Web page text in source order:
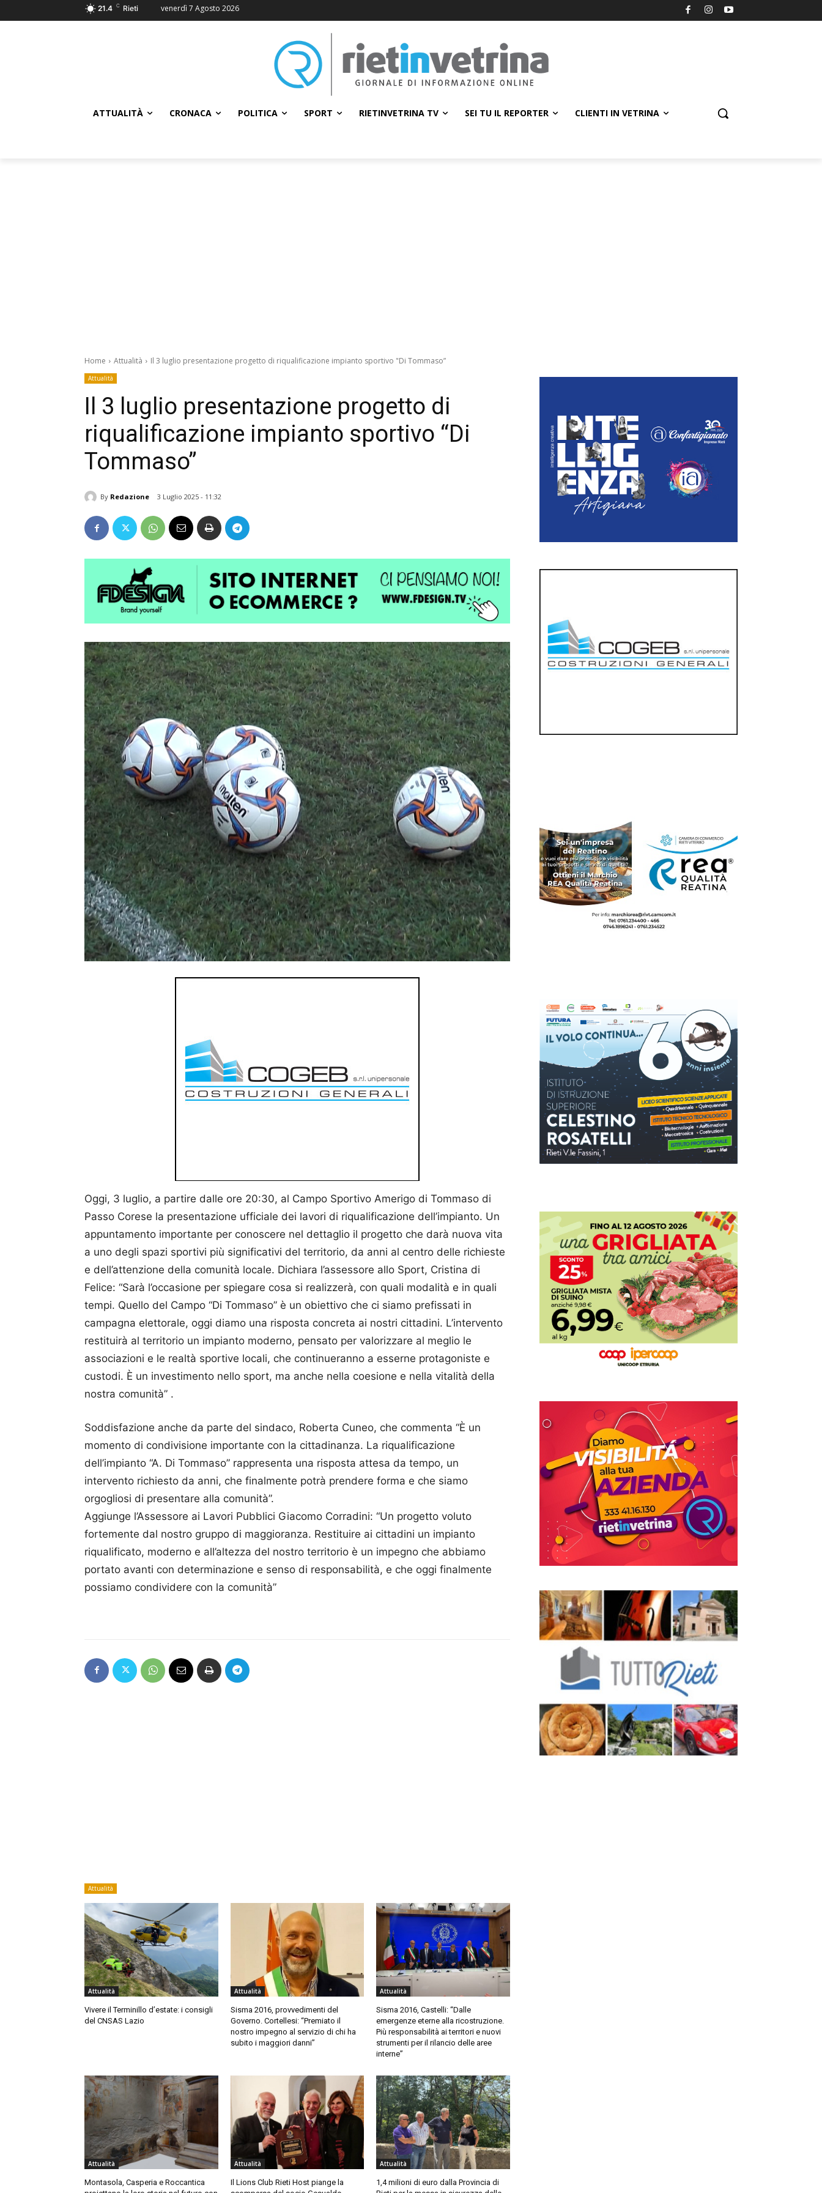
21.4 C Rieti venerdì 7 Agosto 2026
ATTUALITÀ CRONACA POLITICA SPORT RIETINVETRINA TV SEI TU IL REPORTER CLIENTI IN VETRINA
Home Attualità Il 3 luglio presentazione progetto di riqualificazione impianto sportivo "Di Tommaso”
Attualità
Il 3 luglio presentazione progetto di
riqualificazione impianto sportivo “Di
Tommaso”
By Redazione 3 Luglio 2025 - 11:32
Oggi, 3 luglio, a partire dalle ore 20:30, al Campo Sportivo Amerigo di Tommaso di
Passo Corese la presentazione ufficiale dei lavori di riqualificazione dell’impianto. Un
appuntamento importante per conoscere nel dettaglio il progetto che darà nuova vita
a uno degli spazi sportivi più significativi del territorio, da anni al centro delle richieste
e dell’attenzione della comunità locale. Dichiara l’assessore allo Sport, Cristina di
Felice: “Sarà l’occasione per spiegare cosa si realizzerà, con quali modalità e in quali
tempi. Quello del Campo “Di Tommaso” è un obiettivo che ci siamo prefissati in
campagna elettorale, oggi diamo una risposta concreta ai nostri cittadini. L’intervento
restituirà al territorio un impianto moderno, pensato per valorizzare al meglio le
associazioni e le realtà sportive locali, che continueranno a esserne protagoniste e
custodi. È un investimento nello sport, ma anche nella coesione e nella vitalità della
nostra comunità” .
Soddisfazione anche da parte del sindaco, Roberta Cuneo, che commenta “È un
momento di condivisione importante con la cittadinanza. La riqualificazione
dell’impianto “A. Di Tommaso” rappresenta una risposta attesa da tempo, un
intervento richiesto da anni, che finalmente potrà prendere forma e che siamo
orgogliosi di presentare alla comunità”.
Aggiunge l’Assessore ai Lavori Pubblici Giacomo Corradini: “Un progetto voluto
fortemente dal nostro gruppo di maggioranza. Restituire ai cittadini un impianto
riqualificato, moderno e all’altezza del nostro territorio è un impegno che abbiamo
portato avanti con determinazione e senso di responsabilità, e che oggi finalmente
possiamo condividere con la comunità”
Attualità
Attualità
Vivere il Terminillo d’estate: i consigli
del CNSAS Lazio
Attualità
Sisma 2016, provvedimenti del
Governo. Cortellesi: “Premiato il
nostro impegno al servizio di chi ha
subito i maggiori danni”
Attualità
Sisma 2016, Castelli: “Dalle
emergenze eterne alla ricostruzione.
Più responsabilità ai territori e nuovi
strumenti per il rilancio delle aree
interne”
Attualità
Montasola, Casperia e Roccantica
Attualità
Il Lions Club Rieti Host piange la
Attualità
1,4 milioni di euro dalla Provincia di